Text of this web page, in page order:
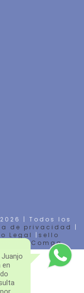
2026 | Todos los
de privacidad
|
Legal | sello
porComga
en